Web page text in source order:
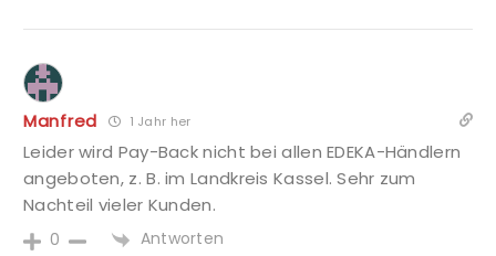
Manfred 1 Jahr her
Leider wird Pay-Back nicht bei allen EDEKA-Händlern
angeboten, z. B. im Landkreis Kassel. Sehr zum
Nachteil vieler Kunden.
0 Antworten